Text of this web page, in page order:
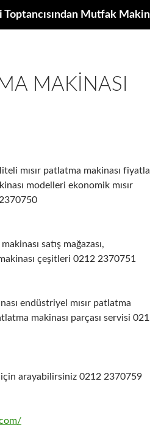
Mutfak
MAKINASI
mısır patlatma makinası
modelleri ekonomik mısır
satış mağazası,
çeşitleri 0212 2370751
endüstriyel mısır patlatma
makinası parçası servisi
için arayabilirsiniz 0212 2370759